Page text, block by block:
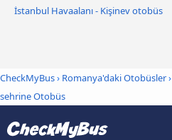
İstanbul Havaalanı - Kişinev otobüs
CheckMyBus› Romanya'daki Otobüsler›
sehrine Otobüs